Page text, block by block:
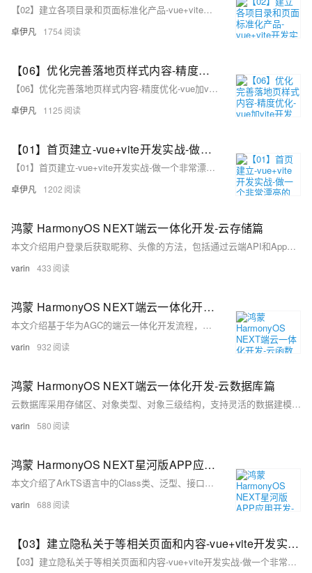
【02】建立各项目录和页面标准化产品-vue+vite开发实战-做一个非常漂亮的APP下载落地页-支持PC和H5自适应提供安卓苹果鸿蒙下载和网页端访问-优雅草卓伊凡
卓伊凡 1754
【06】优化完善落地页样式内容-精度优化-vue加vite开发实战-做一个非常漂亮的APP下载落地页-支持PC和H5自适应提供安卓苹果鸿蒙下载和网页端访问-优雅草卓伊凡
【06】优化完善落地页样式内容-精度优化-vue加vite开发实战-做一个非常漂亮的APP下载落地页-支持PC和H5自适应提供安卓苹果鸿蒙下载和网页端访问-优雅草卓伊凡
卓伊凡 1125
【01】首页建立-vue+vite开发实战-做一个非常漂亮的APP下载落地页-支持PC和H5自适应提供安卓苹果鸿蒙下载和网页端访问-优雅草卓伊凡
【01】首页建立-vue+vite开发实战-做一个非常漂亮的APP下载落地页-支持PC和H5自适应提供安卓苹果鸿蒙下载和网页端访问-优雅草卓伊凡
卓伊凡 1202
鸿蒙 HarmonyOS NEXT端云一体化开发-云存储篇
本文介绍用户登录后获取昵称、头像的方法，包括通过云端API和AppStorage两种方式，并实现上传头像至云存储及更新用户信息。同时解决图片缓存问题，添加上传进度提示，支持自动登录判断，提升用户体验。
varin 433
鸿蒙 HarmonyOS NEXT端云一体化开发-云函数篇
本文介绍基于华为AGC的端云一体化开发流程，涵盖项目创建、云函数开通、应用配置及DevEco集成。重点讲解云函数的编写、部署、调用与传参，并涉及环境变量设置、负载均衡、重试机制与熔断策略等高阶特性，助力开发者高效构建稳定云端服务。
varin 932
鸿蒙 HarmonyOS NEXT端云一体化开发-云数据库篇
云数据库采用存储区、对象类型、对象三级结构，支持灵活的数据建模与权限管理，可通过AGC平台或本地项目初始化，实现数据的增删改查及端侧高效调用。
varin 580
鸿蒙 HarmonyOS NEXT星河版APP应用开发-ArkTS面向对象及组件化UI开发使用实例
本文介绍了ArkTS语言中的Class类、泛型、接口、模块化、自定义组件及状态管理等核心概念，并结合代码示例讲解了对象属性、构造方法、继承、静态成员、访问修饰符等内容，同时涵盖了路由管理、生命周期和Stage模型等应用开发关键知识点。
varin 688
【03】建立隐私关于等相关页面和内容-vue+vite开发实战-做一个非常漂亮的APP下载落地页-支持PC和H5自适应提供安卓苹果鸿蒙下载和网页端访问-优雅草卓伊凡
【03】建立隐私关于等相关页面和内容-vue+vite开发实战-做一个非常漂亮的APP下载落地页-支持PC和H5自适应提供安卓苹果鸿蒙下载和网页端访问-优雅草卓伊凡